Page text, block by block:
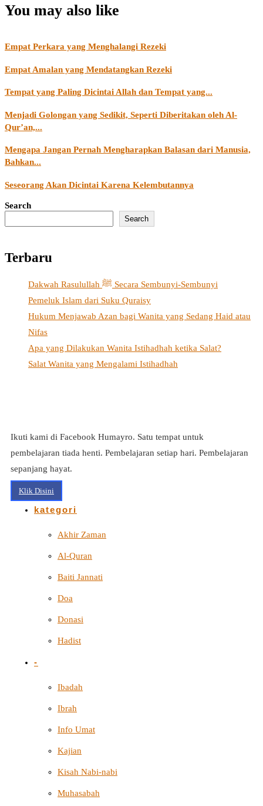
You may also like
Empat Perkara yang Menghalangi Rezeki
Empat Amalan yang Mendatangkan Rezeki
Tempat yang Paling Dicintai Allah dan Tempat yang...
Menjadi Golongan yang Sedikit, Seperti Diberitakan oleh Al-
Qur’an,...
Mengapa Jangan Pernah Mengharapkan Balasan dari Manusia,
Bahkan...
Seseorang Akan Dicintai Karena Kelembutannya
Search
Search
Terbaru
Dakwah Rasulullah ﷺ Secara Sembunyi-Sembunyi
Pemeluk Islam dari Suku Quraisy
Hukum Menjawab Azan bagi Wanita yang Sedang Haid atau
Nifas
Apa yang Dilakukan Wanita Istihadhah ketika Salat?
Salat Wanita yang Mengalami Istihadhah
Ikuti kami di Facebook Humayro. Satu tempat untuk
pembelajaran tiada henti. Pembelajaran setiap hari. Pembelajaran
sepanjang hayat.
Klik Disini
kategori
Akhir Zaman
Al-Quran
Baiti Jannati
Doa
Donasi
Hadist
-
Ibadah
Ibrah
Info Umat
Kajian
Kisah Nabi-nabi
Muhasabah